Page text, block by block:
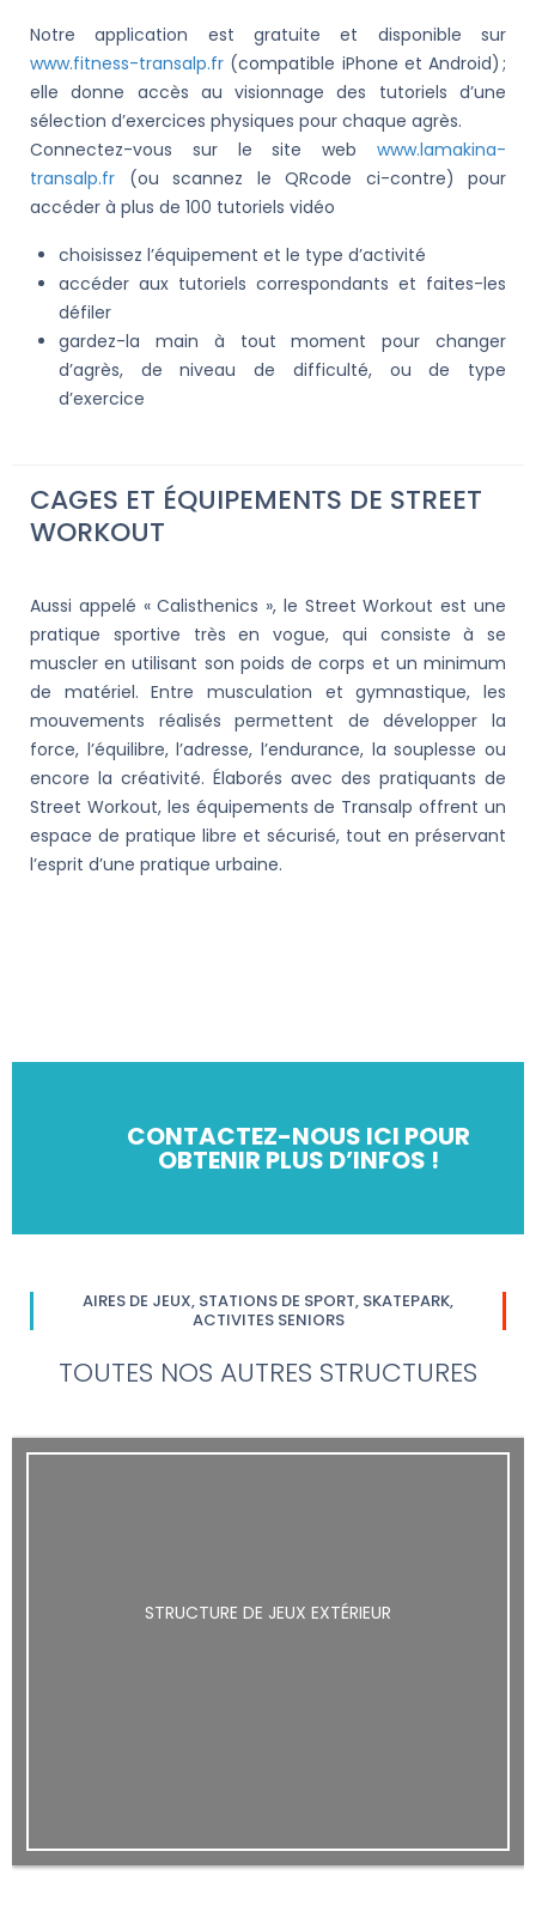
Notre application est gratuite et disponible sur
www.fitness-transalp.fr (compatible iPhone et Android) ;
elle donne accès au visionnage des tutoriels d’une
sélection d’exercices physiques pour chaque agrès.
Connectez-vous sur le site web www.lamakina-
transalp.fr (ou scannez le QRcode ci-contre) pour
accéder à plus de 100 tutoriels vidéo
choisissez l’équipement et le type d’activité
accéder aux tutoriels correspondants et faites-les
défiler
gardez-la main à tout moment pour changer
d’agrès, de niveau de difficulté, ou de type
d’exercice
CAGES ET ÉQUIPEMENTS DE STREET
WORKOUT
Aussi appelé « Calisthenics », le Street Workout est une
pratique sportive très en vogue, qui consiste à se
muscler en utilisant son poids de corps et un minimum
de matériel. Entre musculation et gymnastique, les
mouvements réalisés permettent de développer la
force, l’équilibre, l’adresse, l’endurance, la souplesse ou
encore la créativité. Élaborés avec des pratiquants de
Street Workout, les équipements de Transalp offrent un
espace de pratique libre et sécurisé, tout en préservant
l’esprit d’une pratique urbaine.
CONTACTEZ-NOUS ICI POUR
OBTENIR PLUS D’INFOS !
AIRES DE JEUX, STATIONS DE SPORT, SKATEPARK,
ACTIVITES SENIORS
TOUTES NOS AUTRES STRUCTURES
STRUCTURE DE JEUX EXTÉRIEUR